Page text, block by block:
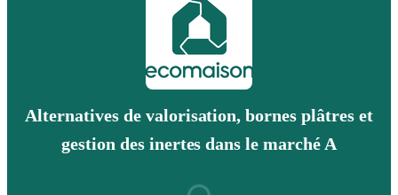
Alternatives de valorisation, bornes plâtres et
gestion des inertes dans le marché A